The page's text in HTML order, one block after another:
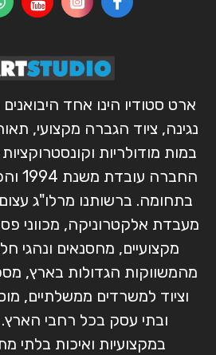
ארט סטודיו הינו אחד
נגינה, ציוד הגברה מקצועי,
במות מודולריות וקונסטרוקציות
מעבדת אלקטרוניקה, מכווני
מקצועיים, מחסנאים ונהגי
מהמשווקות הגדולות בארץ,
וציוד למשרדים ממשלתיים,
ובתי עסק בכל רחבי
במקצועיות ואיכות בלתי